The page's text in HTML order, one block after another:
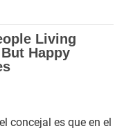
concejal es que en el